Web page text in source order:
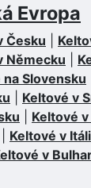
Evropa
Česku
Německu
na Slovensku
Keltové v
Keltové
Keltové v
v